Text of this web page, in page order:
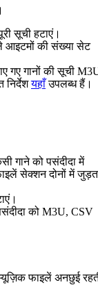
सूची हटाएं।
आइटमों की संख्या सेट
गए गानों की सूची
निर्देशयहाँउपलब्ध हैं।
गाने को पसंदीदा में
सेक्शन दोनों में
को M3U, CSV
फाइलें अनछुई